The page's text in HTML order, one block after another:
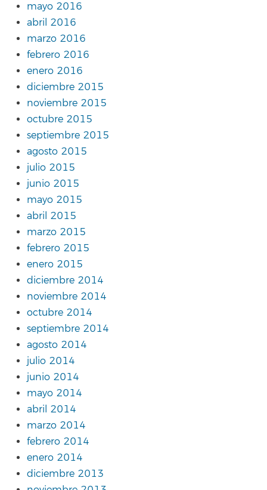
mayo 2016
abril 2016
marzo 2016
febrero 2016
enero 2016
diciembre 2015
noviembre 2015
octubre 2015
septiembre 2015
agosto 2015
julio 2015
junio 2015
mayo 2015
abril 2015
marzo 2015
febrero 2015
enero 2015
diciembre 2014
noviembre 2014
octubre 2014
septiembre 2014
agosto 2014
julio 2014
junio 2014
mayo 2014
abril 2014
marzo 2014
febrero 2014
enero 2014
diciembre 2013